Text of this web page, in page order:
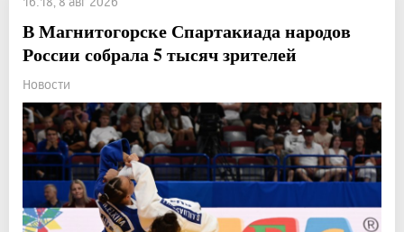
В Магнитогорске Спартакиада народов
России собрала 5 тысяч зрителей
Новости